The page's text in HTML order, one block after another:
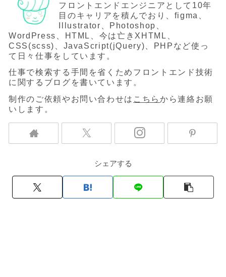
フロントエンドエンジニアとして10年
目のキャリアを積んでおり、figma、
Illustrator、Photoshop、
WordPress、HTML、今は亡きXHTML、
CSS(scss)、JavaScript(jQuery)、PHPなど使っ
て日々仕事をしています。
仕事で検索する手間を省くためフロントエンド技術
に関するブログを書いています。
制作のご依頼やお問い合わせは こちらから連絡お願
いします。
シェアする